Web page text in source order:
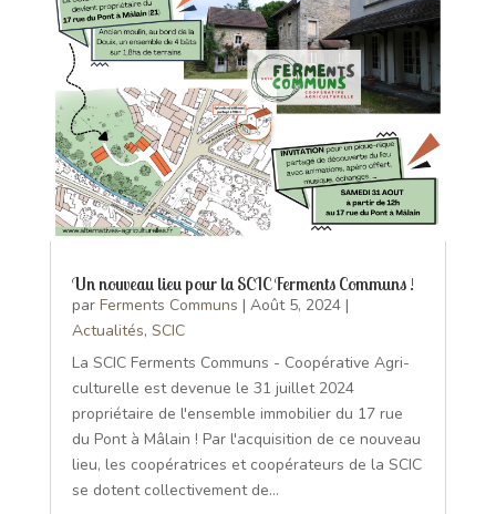
Un nouveau lieu pour la SCIC Ferments Communs !
par Ferments Communs | Août 5, 2024|
Actualités, SCIC
La SCIC Ferments Communs - Coopérative Agri-
culturelle est devenue le 31 juillet 2024
propriétaire de l'ensemble immobilier du 17 rue
du Pont à Mâlain ! Par l'acquisition de ce nouveau
lieu, les coopératrices et coopérateurs de la SCIC
se dotent collectivement de...